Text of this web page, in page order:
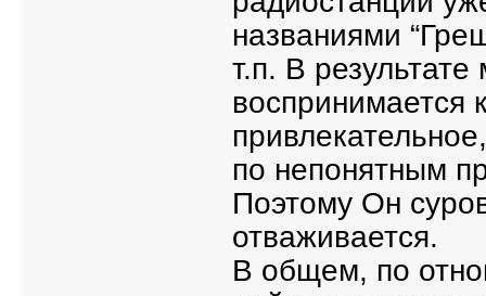
названиями
т.п. В
воспринимается
по непонятным
Поэтому Он
отваживается.
В общем, по